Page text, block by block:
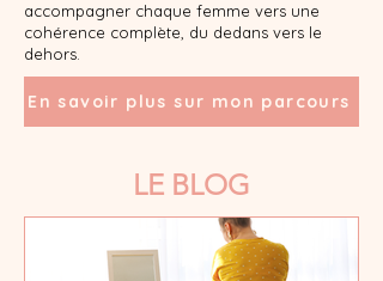
accompagner chaque femme vers une
cohérence complète, du dedans vers le
dehors.
En savoir plus sur mon parcours
LE BLOG